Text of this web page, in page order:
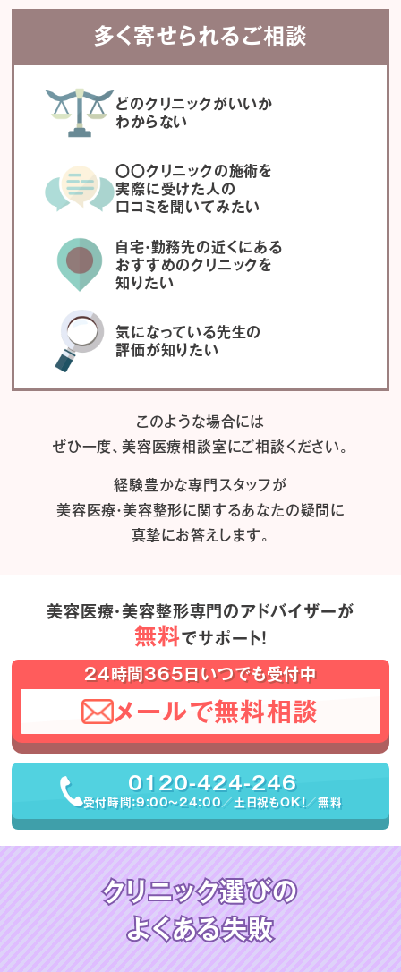
多く寄せられるご相談
どのクリニックがいいか
わからない
〇〇クリニックの施術を
実際に受けた人の
口コミを聞いてみたい
自宅・勤務先の近くにある
おすすめのクリニックを
知りたい
気になっている先生の
評価が知りたい
このような場合には
ぜひ一度、美容医療相談室にご相談ください。
経験豊かな専門スタッフが
美容医療・美容整形に関するあなたの疑問に
真摯にお答えします。
美容医療・美容整形専門のアドバイザーが
無料でサポート！
24時間365日いつでも受付中
メールで無料相談
0120-424-246
受付時間：9:00〜24:00／土日祝もOK！／無料
クリニック選びの
よくある失敗